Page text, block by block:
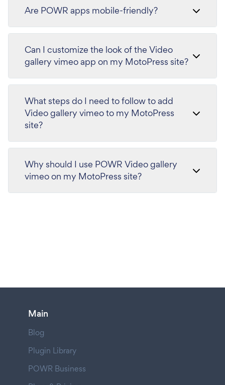
Are POWR apps mobile-friendly?
Can I customize the look of the Video
gallery vimeo app on my MotoPress site?
What steps do I need to follow to add
Video gallery vimeo to my MotoPress
site?
Why should I use POWR Video gallery
vimeo on my MotoPress site?
Main
Blog
Plugin Library
POWR Business